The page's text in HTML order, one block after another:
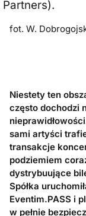
Partners).
fot. W.
Niestety ten
często dochodzi
sami artyści
transakcje
podziemiem
dystrybuujące
Spółka
Eventim.PASS i
w pełnie